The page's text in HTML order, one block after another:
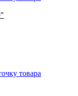
товара